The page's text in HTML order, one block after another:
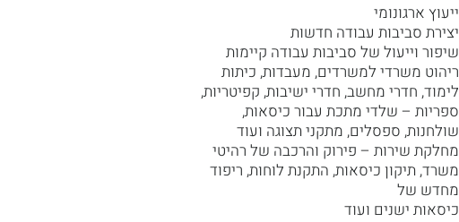
ייעוץ ארגונומי
יצירת סביבות עבודה חדשות
שיפור וייעול של סביבות עבודה קיימות
ריהוט משרדי למשרדים, מעבדות, כיתות
לימוד, חדרי מחשב, חדרי ישיבות, קפיטריות,
ספריות – שלדי מתכת עבור כיסאות,
שולחנות, ספסלים, מתקני תצוגה ועוד
מחלקת שירות – פירוק והרכבה של רהיטי
משרד, תיקון כיסאות, התקנת לוחות, ריפוד
מחדש של
כיסאות ישנים ועוד